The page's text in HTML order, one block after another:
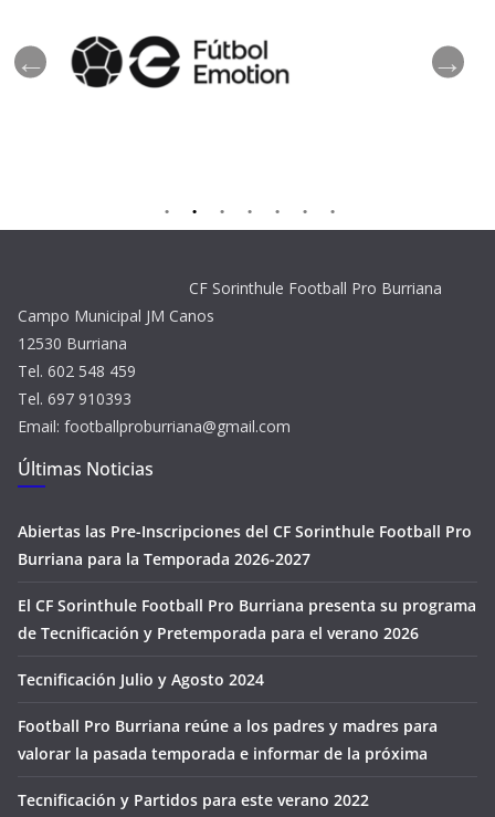
CF Sorinthule Football Pro Burriana
Campo Municipal JM Canos
12530 Burriana
Tel. 602 548 459
Tel. 697 910393
Email: footballproburriana@gmail.com
Últimas Noticias
Abiertas las Pre-Inscripciones del CF Sorinthule Football Pro
Burriana para la Temporada 2026-2027
El CF Sorinthule Football Pro Burriana presenta su programa
de Tecnificación y Pretemporada para el verano 2026
Tecnificación Julio y Agosto 2024
Football Pro Burriana reúne a los padres y madres para
valorar la pasada temporada e informar de la próxima
Tecnificación y Partidos para este verano 2022